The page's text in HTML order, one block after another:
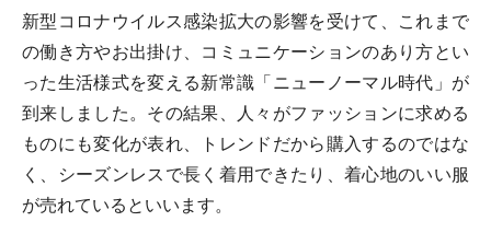
新型コロナウイルス感染拡大の影響を受けて、これまで
の働き方やお出掛け、コミュニケーションのあり方とい
った生活様式を変える新常識「ニューノーマル時代」が
到来しました。その結果、人々がファッションに求める
ものにも変化が表れ、トレンドだから購入するのではな
く、シーズンレスで長く着用できたり、着心地のいい服
が売れているといいます。